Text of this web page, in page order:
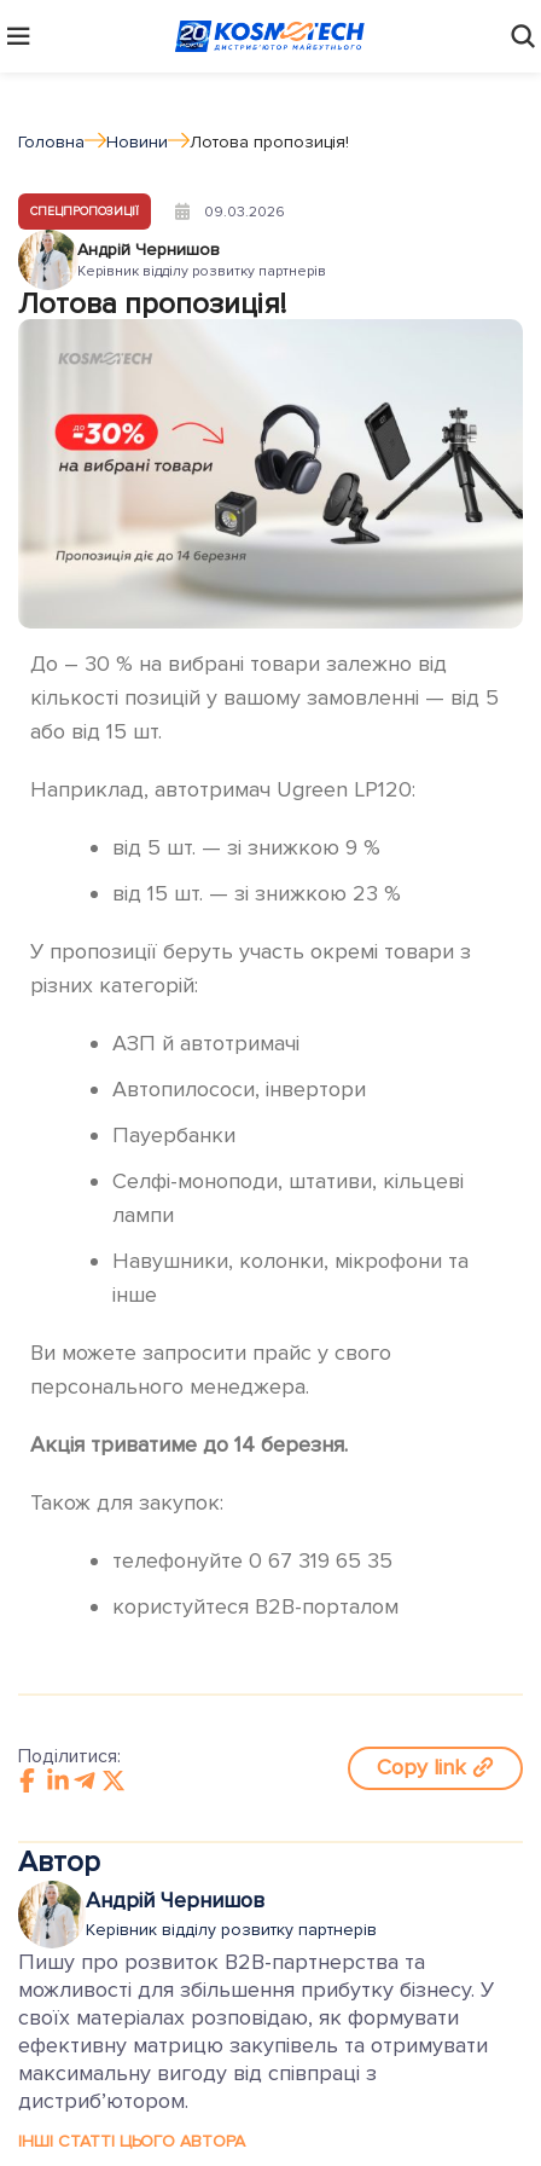
Головна Новини Лотова пропозиція!
СПЕЦПРОПОЗИЦІЇ 09.03.2026
Андрій Чернишов
Керівник відділу розвитку партнерів
Лотова пропозиція!
До – 30 % на вибрані товари залежно від
кількості позицій у вашому замовленні — від 5
або від 15 шт.
Наприклад, автотримач Ugreen LP120:
від 5 шт. — зі знижкою 9 %
від 15 шт. — зі знижкою 23 %
У пропозиції беруть участь окремі товари з
різних категорій:
АЗП й автотримачі
Автопилососи, інвертори
Пауербанки
Селфі-моноподи, штативи, кільцеві
лампи
Навушники, колонки, мікрофони та
інше
Ви можете запросити прайс у свого
персонального менеджера.
Акція триватиме до 14 березня.
Також для закупок:
телефонуйте 0 67 319 65 35
користуйтеся B2B-порталом
Поділитися: Copy link
Автор
Андрій Чернишов
Керівник відділу розвитку партнерів
Пишу про розвиток B2B-партнерства та
можливості для збільшення прибутку бізнесу. У
своїх матеріалах розповідаю, як формувати
ефективну матрицю закупівель та отримувати
максимальну вигоду від співпраці з
дистриб’ютором.
ІНШІ СТАТТІ ЦЬОГО АВТОРА